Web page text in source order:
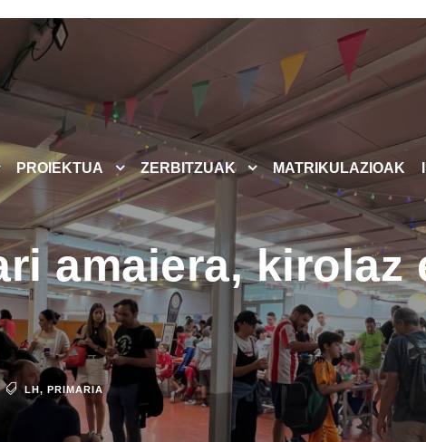
PROIEKTUA ZERBITZUAK MATRIKULAZIOAK
amaiera, kirolaz
LH, PRIMARIA